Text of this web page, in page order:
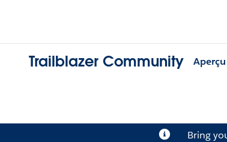
Trailblazer Community Aperçu
Bring